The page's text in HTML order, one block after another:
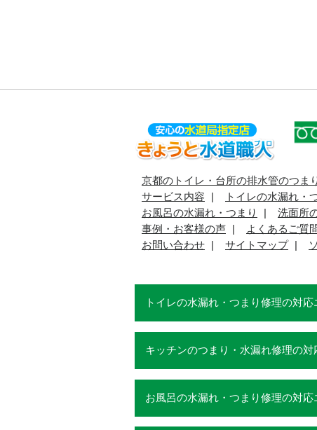
京都のトイレ・台所の排水管のつま
サービス内容
トイレの水漏れ・
お風呂の水漏れ・つまり
洗面所
事例・お客様の声
よくあるご質
お問い合わせ
サイトマップ
トイレの水漏れ・つまり修理の対応
キッチンのつまり・水漏れ修理の対
お風呂の水漏れ・つまり修理の対応